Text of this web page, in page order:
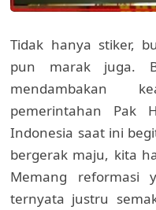
Tidak hanya stiker,
pun marak juga.
mendambakan
pemerintahan Pak
Indonesia saat ini
bergerak maju, kita
Memang reformasi
ternyata justru